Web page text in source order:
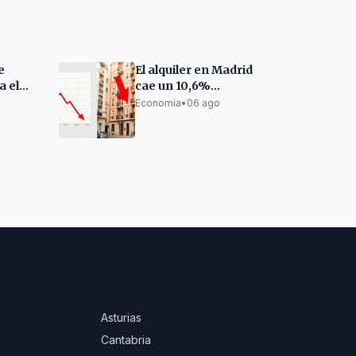
el
El alquiler en Madrid
cae un 10,6%
interanual, pero sube
Economía• 06 ago
Asturias
Cantabria